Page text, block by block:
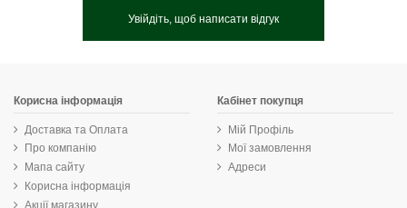
Увійдіть, щоб написати відгук
Корисна інформація
Доставка та Оплата
Про компанію
Мапа сайту
Корисна інформація
Акції магазину
Кабінет покупця
Мій Профіль
Мої замовлення
Адреси